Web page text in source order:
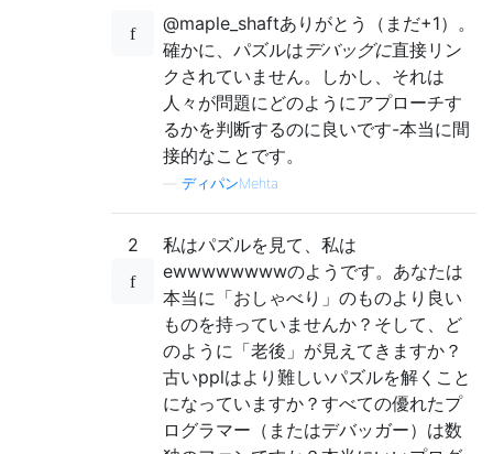
@maple_shaftありがとう（まだ+1）。
確かに、パズルはデバッグに直接リン
クされていません。しかし、それは
人々が問題にどのようにアプローチす
るかを判断するのに良いです-本当に間
接的なことです。
ディパンMehta
2
私はパズルを見て、私は
ewwwwwwwwのようです。あなたは
本当に「おしゃべり」のものより良い
ものを持っていませんか？そして、ど
のように「老後」が見えてきますか？
古いpplはより難しいパズルを解くこと
になっていますか？すべての優れたプ
ログラマー（またはデバッガー）は数